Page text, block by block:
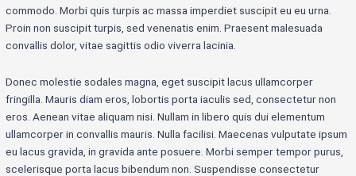
commodo. Morbi quis turpis ac massa imperdiet suscipit eu eu urna.
Proin non suscipit turpis, sed venenatis enim. Praesent malesuada
convallis dolor, vitae sagittis odio viverra lacinia.
Donec molestie sodales magna, eget suscipit lacus ullamcorper
fringilla. Mauris diam eros, lobortis porta iaculis sed, consectetur non
eros. Aenean vitae aliquam nisi. Nullam in libero quis dui elementum
ullamcorper in convallis mauris. Nulla facilisi. Maecenas vulputate ipsum
eu lacus gravida, in gravida ante posuere. Morbi semper tempor purus,
scelerisque porta lacus bibendum non. Suspendisse consectetur